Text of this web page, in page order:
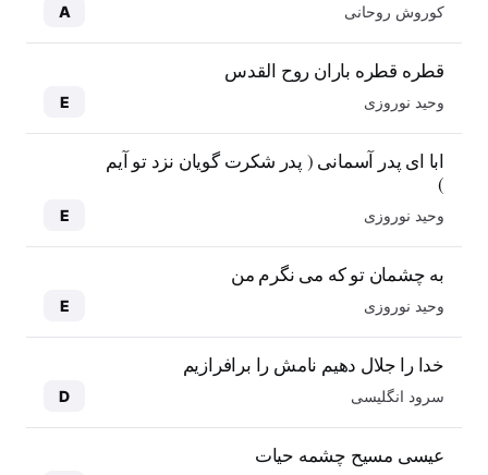
کوروش روحانی A
قطره قطره باران روح القدس
وحید نوروزی E
ابا ای پدر آسمانی ( پدر شکرت گویان نزد تو آیم
)
وحید نوروزی E
به چشمان تو که می نگرم من
وحید نوروزی E
خدا را جلال دهیم نامش را برافرازیم
سرود انگلیسی D
عیسی مسیح چشمه حیات